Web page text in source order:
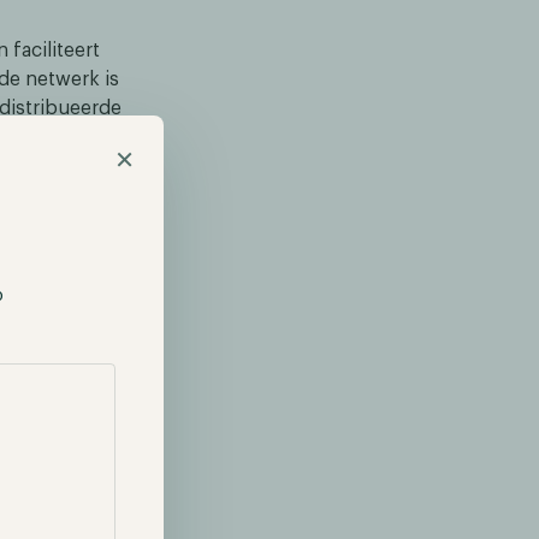
×
faciliteert
netwerk is
biedt